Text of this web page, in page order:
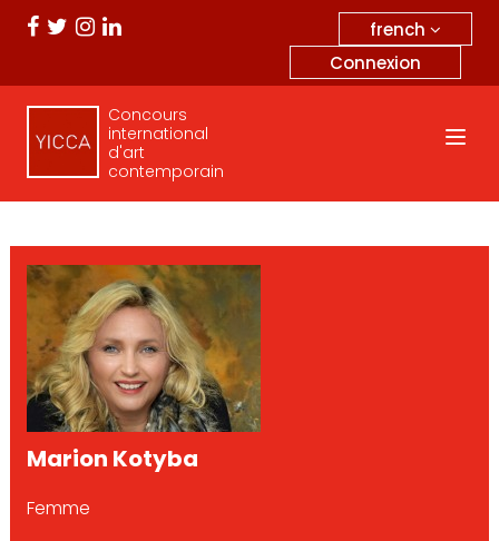
french
Connexion
Concours
international
d'art
contemporain
Marion Kotyba
Femme